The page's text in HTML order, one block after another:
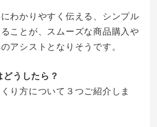
わかりやすく伝える、シンプル
ことが、スムーズな商品購入や
アシストとなりそうです。
うしたら？
り方について３つご紹介しま